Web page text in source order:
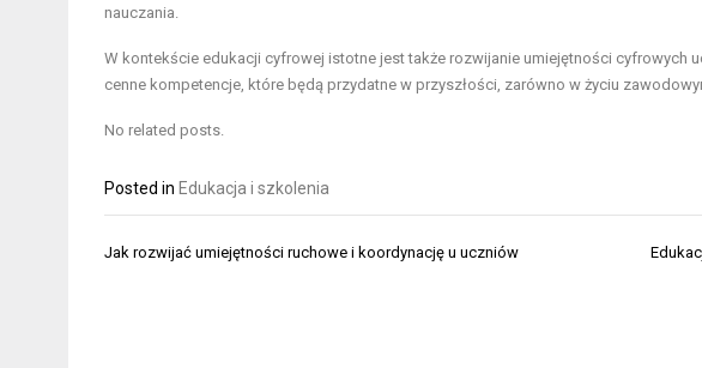
nauczania.
W kontekście edukacji cyfrowej istotne jest także rozwijanie umiejętności cyfrowych
cenne kompetencje, które będą przydatne w przyszłości, zarówno w życiu
No related posts.
Posted in Edukacja i szkolenia
Nawigacja
Jak rozwijać umiejętności ruchowe i koordynację u uczniów